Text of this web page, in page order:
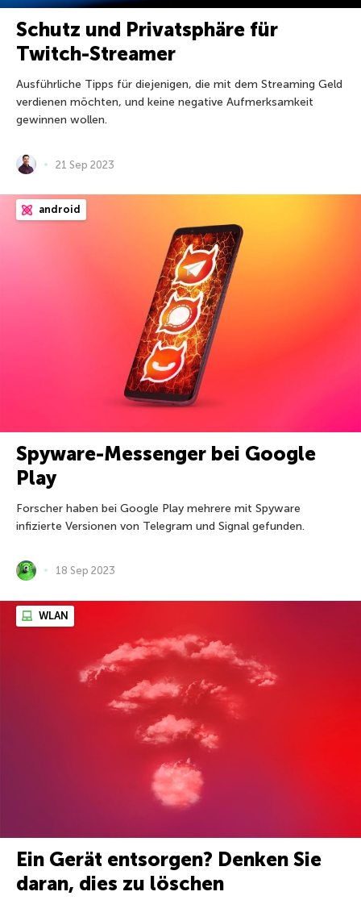
Schutz und Privatsphäre für
Twitch-Streamer
Ausführliche Tipps für diejenigen, die mit dem Streaming Geld
verdienen möchten, und keine negative Aufmerksamkeit
gewinnen wollen.
21 Sep 2023
android
Spyware-Messenger bei Google
Play
Forscher haben bei Google Play mehrere mit Spyware
infizierte Versionen von Telegram und Signal gefunden.
18 Sep 2023
WLAN
Ein Gerät entsorgen? Denken Sie
daran, dies zu löschen